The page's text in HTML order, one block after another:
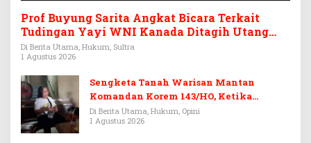
Prof Buyung Sarita Angkat Bicara Terkait
Tudingan Yayi WNI Kanada Ditagih Utang
Rp3,6 Miliar
Di Berita Utama, Hukum, Sultra
1 Agustus 2026
Sengketa Tanah Warisan Mantan
Komandan Korem 143/HO, Ketika
Warisan Menjadi Arena Pemerasan
Di Berita Utama, Hukum, Opini
1 Agustus 2026